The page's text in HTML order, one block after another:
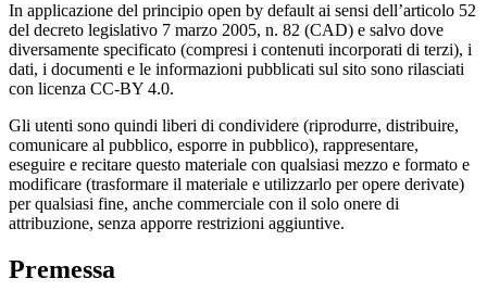
In applicazione del principio open by default ai sensi dell’articolo 52
del decreto legislativo 7 marzo 2005, n. 82 (CAD) e salvo dove
diversamente specificato (compresi i contenuti incorporati di terzi), i
dati, i documenti e le informazioni pubblicati sul sito sono rilasciati
con licenza CC-BY 4.0.
Gli utenti sono quindi liberi di condividere (riprodurre, distribuire,
comunicare al pubblico, esporre in pubblico), rappresentare,
eseguire e recitare questo materiale con qualsiasi mezzo e formato e
modificare (trasformare il materiale e utilizzarlo per opere derivate)
per qualsiasi fine, anche commerciale con il solo onere di
attribuzione, senza apporre restrizioni aggiuntive.
Premessa